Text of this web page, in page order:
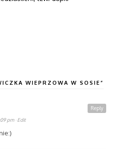
WIEPRZOWA W SOSIE”
pm · Edit
Reply